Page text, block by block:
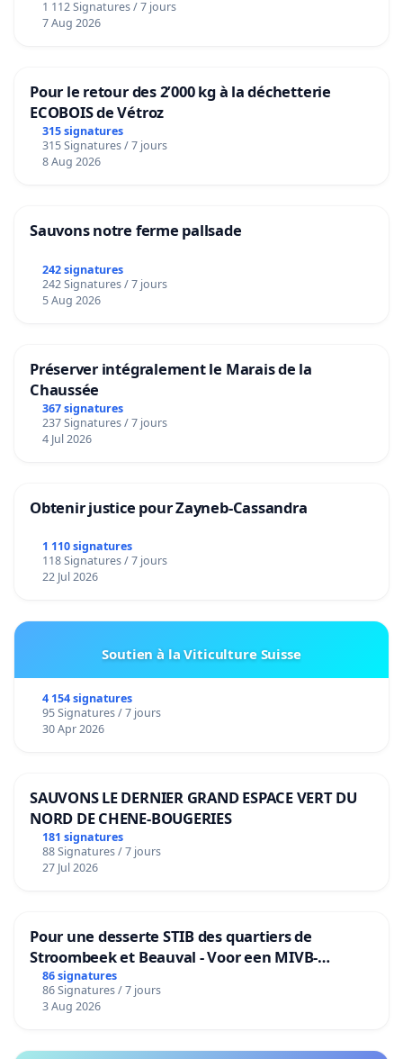
1 112 Signatures / 7 jours
7 Aug 2026
Pour le retour des 2’000 kg à la déchetterie
ECOBOIS de Vétroz
315 signatures
315 Signatures / 7 jours
8 Aug 2026
Sauvons notre ferme pallsade
242 signatures
242 Signatures / 7 jours
5 Aug 2026
Préserver intégralement le Marais de la
Chaussée
367 signatures
237 Signatures / 7 jours
4 Jul 2026
Obtenir justice pour Zayneb-Cassandra
1 110 signatures
118 Signatures / 7 jours
22 Jul 2026
Soutien à la Viticulture Suisse
4 154 signatures
95 Signatures / 7 jours
30 Apr 2026
SAUVONS LE DERNIER GRAND ESPACE VERT DU
NORD DE CHENE-BOUGERIES
181 signatures
88 Signatures / 7 jours
27 Jul 2026
Pour une desserte STIB des quartiers de
Stroombeek et Beauval - Voor een MIVB-
bediening van de wijken Strombeek en Het
Voor
86 signatures
86 Signatures / 7 jours
3 Aug 2026